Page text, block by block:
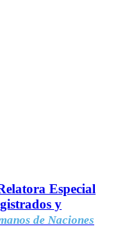
Especial
y
de Naciones